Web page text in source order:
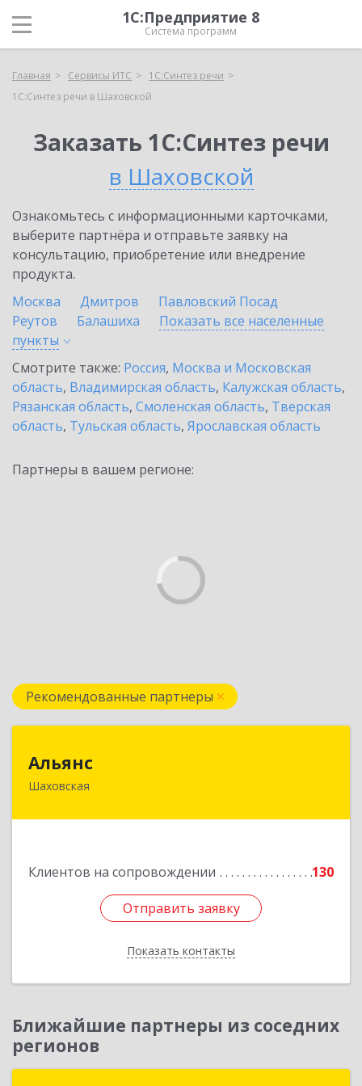
1С:Предприятие 8
Система программ
Главная Сервисы ИТС
1С:Синтез речи
1С:Синтез речи в Шаховской
Заказать 1С:Синтез речи
в Шаховской
Ознакомьтесь с информационными карточками,
выберите партнёра и отправьте заявку на
консультацию, приобретение или внедрение
продукта.
Москва
Дмитров
Павловский Посад
Реутов
Балашиха
Показать все населенные
пункты
Смотрите также: Россия, Москва и Московская
область, Владимирская область, Калужская область,
Рязанская область, Смоленская область, Тверская
область, Тульская область, Ярославская область
Партнеры в вашем регионе:
Рекомендованные партнеры
Альянс
Шаховская
Клиентов на сопровождении 130
Отправить заявку
Показать контакты
143700, Московская обл, Шаховской р-н,
Отправить заявку
Назад
Ближайшие партнеры из соседних
регионов